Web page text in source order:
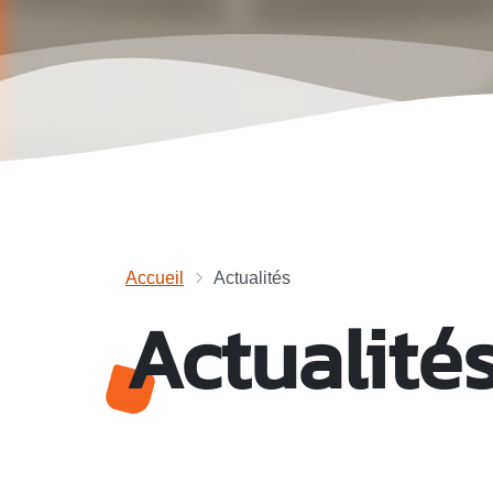
Accueil Actualités